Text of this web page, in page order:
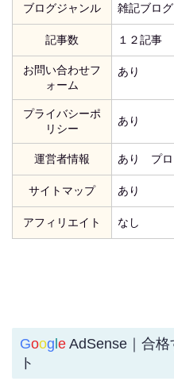
ブログジャンル 雑記ブロ
記事数 １２記事
お問い合わせフ
ォーム
あり
プライバシーポ
リシー
あり
運営者情報 あり プロ
サイトマップ あり
アフィリエイト なし
GoogleAdSense｜合
ト